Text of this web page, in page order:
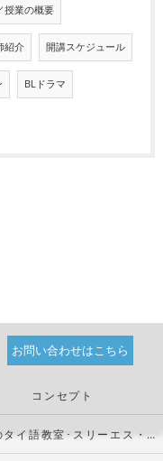
授業の概要
紹介 開講スケジュール
BLドラマ
お問い合わせはこちら
コンセプト
東京のタイ語教室･スリーエス・エデュケーションの評判